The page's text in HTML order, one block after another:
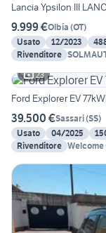
Lancia Ypsilon III
9.999 €Olbia (OT)
Usato
12/2023
Rivenditore
23
Ford Explorer EV
39.500 €Sassari(SS)
Usato
04/2025
Rivenditore Welcome